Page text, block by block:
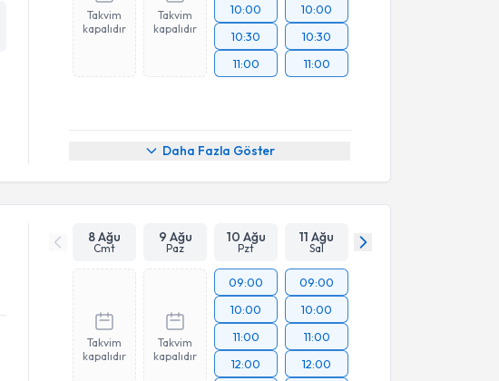
Takvim
kapalıdır
Takvim
kapalıdır
10:00
10:30
11:00
10:00
10:30
11:00
Daha Fazla Göster
8 Ağu
Cmt
9 Ağu
Paz
10 Ağu
Pzt
11 Ağu
Sal
Takvim
kapalıdır
Takvim
kapalıdır
09:00
10:00
11:00
12:00
09:00
10:00
11:00
12:00